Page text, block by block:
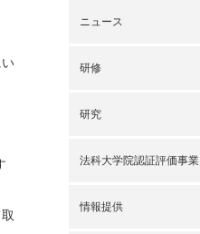
ニュース
研修
研究
法科大学院認証評価事業
情報提供